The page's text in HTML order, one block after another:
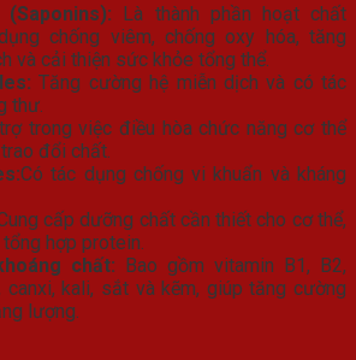
(Saponins): Là thành phần hoạt chất
chống viêm, chống oxy hóa, tăng
và cải thiện sức khỏe tổng thể.
Tăng cường hệ miễn dịch và có tác
thư.
trong việc điều hòa chức năng cơ thể
đổi chất.
Có tác dụng chống vi khuẩn và kháng
cấp dưỡng chất cần thiết cho cơ thể,
hợp protein.
chất: Bao gồm vitamin B1, B2,
canxi, kali, sắt và kẽm, giúp tăng cường
lượng.